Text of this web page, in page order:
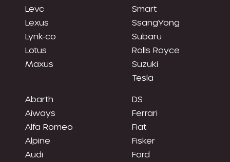
Levc
Lexus
Lynk-co
Lotus
Maxus
Abarth
Aiways
Alfa Romeo
Alpine
Audi
DS
Ferrari
Fiat
Fisker
Ford
Smart
SsangYong
Subaru
Rolls Royce
Suzuki
Tesla